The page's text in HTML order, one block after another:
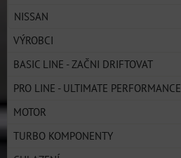
NISSAN
VÝROBCI
BASIC LINE - ZAČNI DRIFTOVAT
PRO LINE - ULTIMATE PERFORMANCE
MOTOR
TURBO KOMPONENTY